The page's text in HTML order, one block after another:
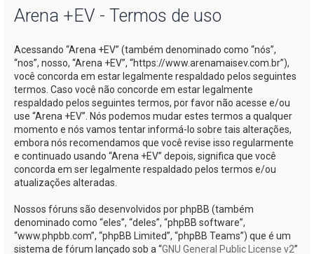
Arena +EV - Termos de uso
Acessando “Arena +EV” (também denominado como “nós”,
“nos”, nosso, “Arena +EV”, “https://www.arenamaisev.com.br”),
você concorda em estar legalmente respaldado pelos seguintes
termos. Caso você não concorde em estar legalmente
respaldado pelos seguintes termos, por favor não acesse e/ou
use “Arena +EV”. Nós podemos mudar estes termos a qualquer
momento e nós vamos tentar informá-lo sobre tais alterações,
embora nós recomendamos que você revise isso regularmente
e continuado usando “Arena +EV” depois, significa que você
concorda em ser legalmente respaldado pelos termos e/ou
atualizações alteradas.
Nossos fóruns são desenvolvidos por phpBB (também
denominado como “eles”, “deles”, “phpBB software”,
“www.phpbb.com”, “phpBB Limited”, “phpBB Teams”) que é um
sistema de fórum lançado sob a “GNU General Public License v2”